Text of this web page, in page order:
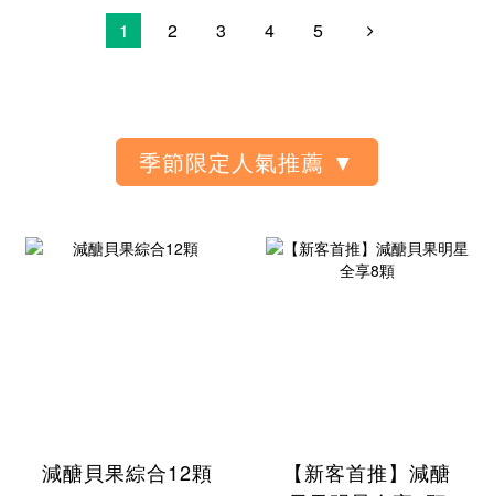
1 2 3 4 5
減醣貝果綜合12顆
【新客首推】減醣